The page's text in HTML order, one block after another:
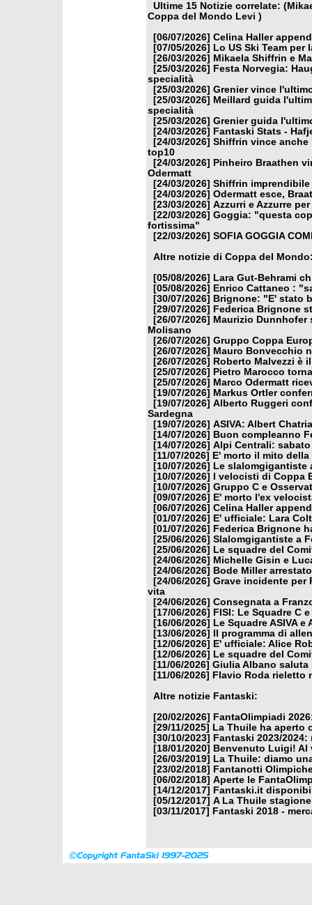
Ultime 15 Notizie correlate:
Coppa del Mondo Levi )
[06/07/2026] Celina Haller
[07/05/2026]
Lo US Ski Team per
[26/03/2026] Mikaela Shiffrin e
[25/03/2026]
Festa Norvegia:
specialità
[25/03/2026] Grenier vince
[25/03/2026] Meillard guida
specialità
[25/03/2026] Grenier guida
[24/03/2026]
Fantaski Stats -
[24/03/2026] Shiffrin vince anche
top10
[24/03/2026]
Pinheiro Braathen
Odermatt
[24/03/2026] Shiffrin imprendibile
[24/03/2026] Odermatt esce,
[23/03/2026] Azzurri e Azzurre
[22/03/2026] Goggia: "questa
fortissima"
[22/03/2026] SOFIA GOGGIA
Altre notizie di Coppa del
[05/08/2026]
Lara Gut-Behrami
[05/08/2026]
Enrico Cattaneo :
[30/07/2026]
Brignone: "E' stato
[29/07/2026]
Federica Brignone
[26/07/2026] Maurizio Dunnhofer
Molisano
[26/07/2026] Gruppo Coppa
[26/07/2026] Mauro Bonvecchio
[26/07/2026]
Roberto Malvezzi è
[25/07/2026]
Pietro Marocco
[25/07/2026] Marco Odermatt
[19/07/2026] Markus Ortler
[19/07/2026] Alberto Ruggeri
Sardegna
[19/07/2026] ASIVA: Albert
[14/07/2026]
Buon compleanno
[14/07/2026] Alpi Centrali:
[11/07/2026]
E' morto il mito
[10/07/2026]
Le
[10/07/2026]
I velocisti di Coppa
[10/07/2026] Gruppo C e
[09/07/2026]
E' morto l'ex
[06/07/2026] Celina Haller
[01/07/2026]
E' ufficiale: Lara
[01/07/2026]
Federica Brignone
[25/06/2026] Slalomgigantiste a
[25/06/2026]
Le squadre del
[24/06/2026] Michelle Gisin e
[24/06/2026]
Bode Miller
[24/06/2026] Grave incidente per
vita
[24/06/2026] Consegnata a
[17/06/2026]
FISI: Le Squadre C
[16/06/2026]
Le Squadre ASIVA
[13/06/2026]
Il programma di
[12/06/2026]
E' ufficiale: Alice
[12/06/2026]
Le squadre del
[11/06/2026] Giulia Albano saluta
[11/06/2026]
Flavio Roda rieletto
Altre notizie Fantaski:
[20/02/2026]
FantaOlimpiadi
[29/11/2025]
La Thuile ha aperto
[30/10/2023]
Fantaski 2023/
[18/01/2020]
Benvenuto Luigi! Al
[26/03/2019]
La Thuile: diamo
[23/02/2018]
Fantanotti
[06/02/2018] Aperte le
[14/12/2017]
Fantaski.it
[05/12/2017] A La Thuile
[03/11/2017]
Fantaski 2018 -